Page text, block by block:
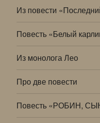
Из повести
Повесть «Белый
Из монолога Лео
Про две повести
Повесть «РОБИН,